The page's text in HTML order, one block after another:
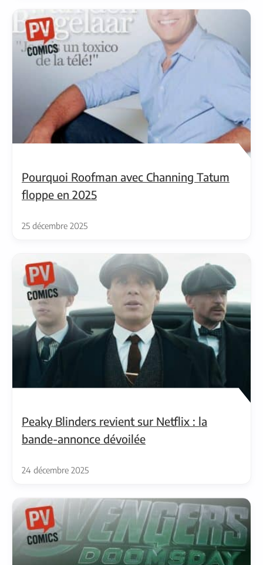
Pourquoi Roofman avec Channing Tatum
floppe en 2025
25 décembre 2025
Peaky Blinders revient sur Netflix : la
bande-annonce dévoilée
24 décembre 2025